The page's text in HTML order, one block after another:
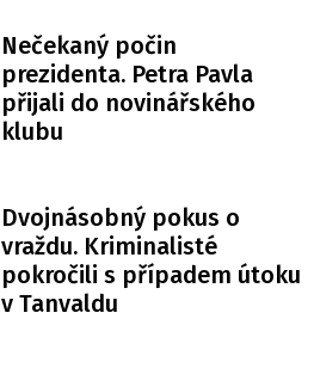
Nečekaný počin
prezidenta. Petra Pavla
přijali do novinářského
klubu
Dvojnásobný pokus o
vraždu. Kriminalisté
pokročili s případem útoku
v Tanvaldu